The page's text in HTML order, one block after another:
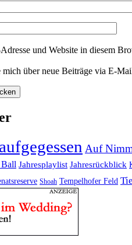
und Website in diesem
mich über neue Beiträge via E-
aufgegessen Auf
Jahresplaylist Jahresrückblick
Shoah Tempelhofer Feld